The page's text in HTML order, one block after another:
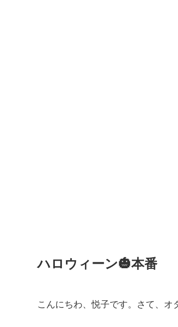
ハロウィーン🎃本番
こんにちわ、悦子です。さて、オ